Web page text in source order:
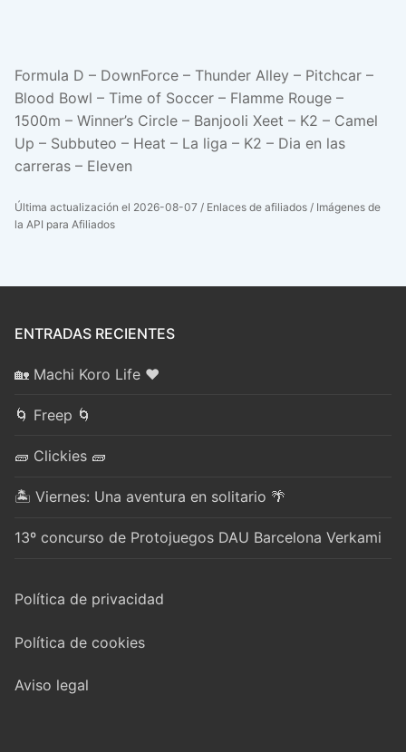
Formula D – DownForce – Thunder Alley – Pitchcar –
Blood Bowl – Time of Soccer – Flamme Rouge –
1500m – Winner’s Circle – Banjooli Xeet – K2 – Camel
Up – Subbuteo – Heat – La liga – K2 – Dia en las
carreras – Eleven
Última actualización el 2026-08-07 / Enlaces de afiliados / Imágenes de
la API para Afiliados
ENTRADAS RECIENTES
🏡 Machi Koro Life ❤️
🌀 Freep 🌀
🧱 Clickies 🧱
🏝️ Viernes: Una aventura en solitario 🌴
13º concurso de Protojuegos DAU Barcelona Verkami
Política de privacidad
Política de cookies
Aviso legal